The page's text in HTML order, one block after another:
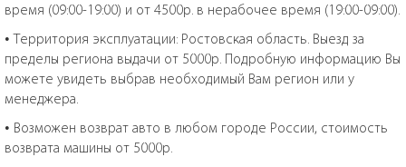
время (09:00-19:00) и от 4500р. в нерабочее время (19:00-09:00).
• Территория эксплуатации: Ростовская область. Выезд за
пределы региона выдачи от 5000р. Подробную информацию Вы
можете увидеть выбрав необходимый Вам регион или у
менеджера.
• Возможен возврат авто в любом городе России, стоимость
возврата машины от 5000р.